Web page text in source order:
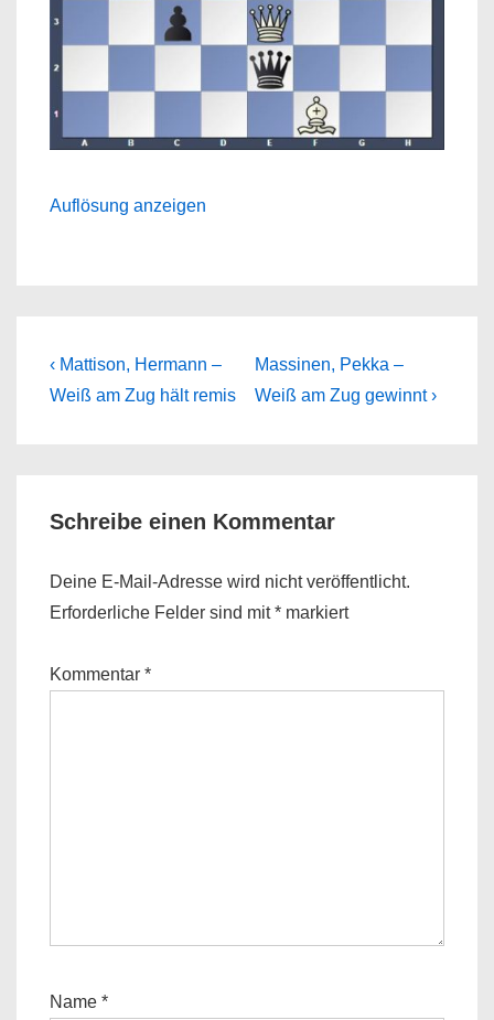
Auflösung anzeigen
Beitragsnavigation
Previous
Post
‹ Mattison, Hermann –
Weiß am Zug hält remis
Next
Post
Massinen, Pekka –
Weiß am Zug gewinnt ›
Schreibe einen Kommentar
Deine E-Mail-Adresse wird nicht veröffentlicht.
Erforderliche Felder sind mit* markiert
Kommentar *
Name *